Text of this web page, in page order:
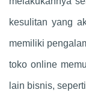
kesulitan yang
memiliki
toko online
lain bisnis,